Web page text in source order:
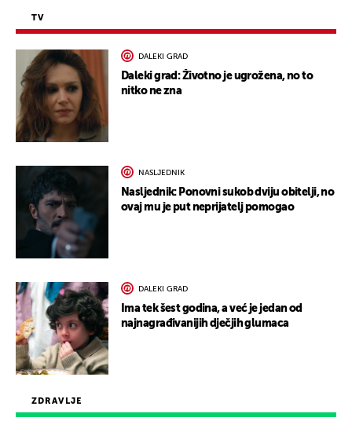
ZDRAVLJE
TV
DALEKI GRAD
Daleki grad: Životno je ugrožena, no to
nitko ne zna
NASLJEDNIK
Nasljednik: Ponovni sukob dviju obitelji, no
ovaj mu je put neprijatelj pomogao
DALEKI GRAD
Ima tek šest godina, a već je jedan od
najnagrađivanijih dječjih glumaca